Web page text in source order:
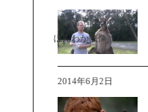
ほんわか映像
2014年6月2日